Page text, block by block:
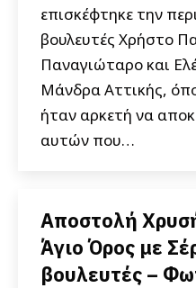
επισκέφτηκε την
βουλευτές Χρήστο
Παναγιώταρο και
Μάνδρα Αττικής,
ήταν αρκετή να
αυτών που…
Αποστολή
Άγιο Όρος με
βουλευτές –